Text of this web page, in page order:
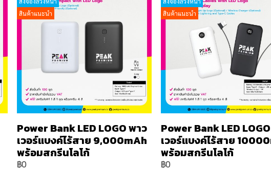
สินค้าแนะนำ
Power Bank LED LOGO พาว
เวอร์แบงค์ไร้สาย 9,000mAh
พร้อมสกรีนโลโก้
฿0
สินค้าแนะนำ
Power Bank LED
เวอร์แบงค์ไร้สาย
พร้อมสกรีนโลโก้
฿0